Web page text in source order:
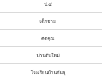
ป.๔
เด็กชาย
ศตคุณ
ปานดับใหม่
โรงเรียนบ้านกันจุ